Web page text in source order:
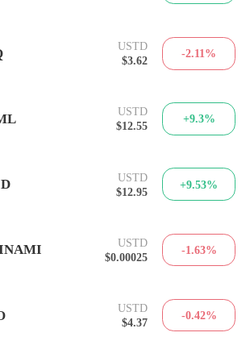
USTD
$3.62
-2.11%
USTD
$12.55
+9.3%
USTD
$12.95
+9.53%
USTD
$0.00025
-1.63%
USTD
$4.37
-0.42%